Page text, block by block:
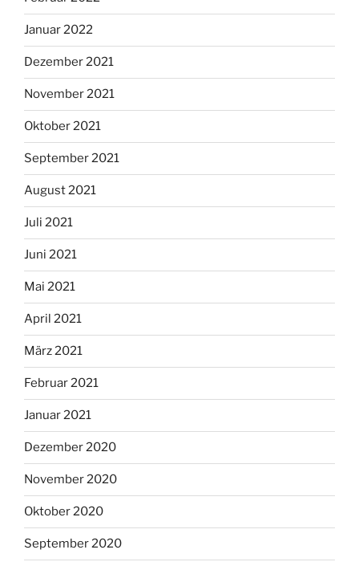
Januar 2022
Dezember 2021
November 2021
Oktober 2021
September 2021
August 2021
Juli 2021
Juni 2021
Mai 2021
April 2021
März 2021
Februar 2021
Januar 2021
Dezember 2020
November 2020
Oktober 2020
September 2020